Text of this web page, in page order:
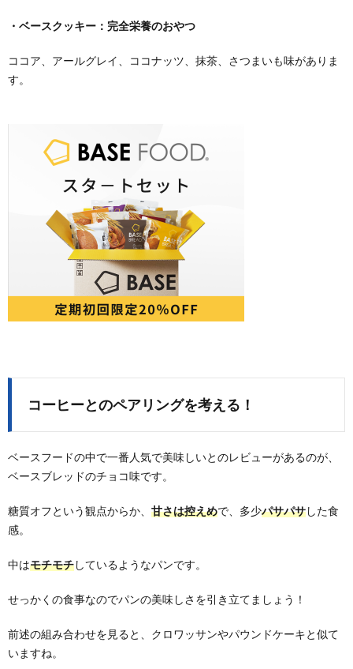
・ベースクッキー：完全栄養のおやつ
ココア、アールグレイ、ココナッツ、抹茶、さつまいも味がありま
す。
コーヒーとのペアリングを考える！
ベースフードの中で一番人気で美味しいとのレビューがあるのが、
ベースブレッドのチョコ味です。
糖質オフという観点からか、 甘さは控えめで、多少パサパサした食
感。
中はモチモチしているようなパンです。
せっかくの食事なのでパンの美味しさを引き立てましょう！
前述の組み合わせを見ると、クロワッサンやパウンドケーキと似て
いますね。